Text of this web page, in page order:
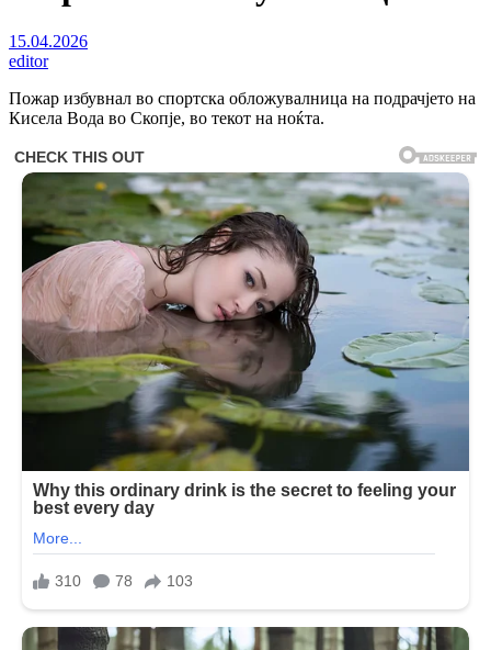
15.04.2026
editor
Пожар избувнал во спортска обложувалница на подрачјето на
Кисела Вода во Скопје, во текот на ноќта.